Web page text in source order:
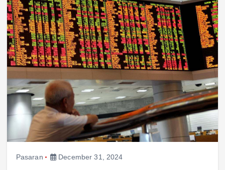
Pasaran December 31, 2024